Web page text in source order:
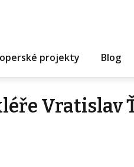
projekty Blog
Vratislav